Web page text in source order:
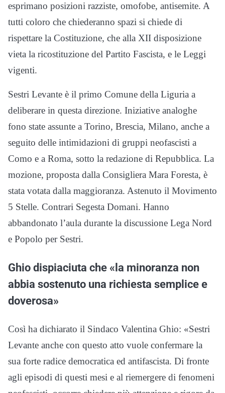
esprimano posizioni razziste, omofobe, antisemite. A
tutti coloro che chiederanno spazi si chiede di
rispettare la Costituzione, che alla XII disposizione
vieta la ricostituzione del Partito Fascista, e le Leggi
vigenti.
Sestri Levante è il primo Comune della Liguria a
deliberare in questa direzione. Iniziative analoghe
fono state assunte a Torino, Brescia, Milano, anche a
seguito delle intimidazioni di gruppi neofascisti a
Como e a Roma, sotto la redazione di Repubblica. La
mozione, proposta dalla Consigliera Mara Foresta, è
stata votata dalla maggioranza. Astenuto il Movimento
5 Stelle. Contrari Segesta Domani. Hanno
abbandonato l’aula durante la discussione Lega Nord
e Popolo per Sestri.
Ghio dispiaciuta che «la minoranza non
abbia sostenuto una richiesta semplice e
doverosa»
Così ha dichiarato il Sindaco Valentina Ghio: «Sestri
Levante anche con questo atto vuole confermare la
sua forte radice democratica ed antifascista. Di fronte
agli episodi di questi mesi e al riemergere di fenomeni